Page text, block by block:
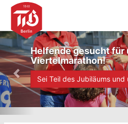
Helfende gesucht für
Viertelmarathon!
Sei Teil des Jubiläums
P
r
e
v
o